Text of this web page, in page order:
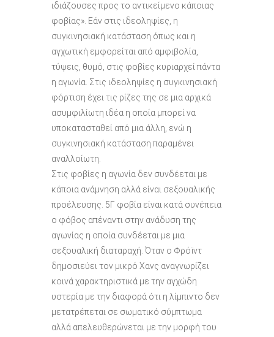
ιδιάζουσες προς το αντικείμενο κάποιας
φοβίας». Εάν στις ιδεοληψίες, η
συγκινησιακή κατάσταση όπως και η
αγχωτική εμφορείται από αμφιβολία,
τύψεις, θυμό, στις φοβίες κυριαρχεί πάντα
η αγωνία. Στις ιδεοληψίες η συγκινησιακή
φόρτιση έχει τις ρίζες της σε μια αρχικά
ασυμφιλίωτη ιδέα η οποία μπορεί να
υποκατασταθεί από μια άλλη, ενώ η
συγκινησιακή κατάσταση παραμένει
αναλλοίωτη.
Στις φοβίες η αγωνία δεν συνδέεται με
κάποια ανάμνηση αλλά είναι σεξουαλικής
προέλευσης. 5Γ φοβία είναι κατά συνέπεια
ο φόβος απέναντι στην ανάδυση της
αγωνίας η οποία συνδέεται με μια
σεξουαλική διαταραχή. Όταν ο Φρόϊντ
δημοσιεύει τον μικρό Χανς αναγνωρίζει
κοινά χαρακτηριστικά με την αγχώδη
υστερία με την διαφορά ότι η λίμπιντο δεν
μετατρέπεται σε σωματικό σύμπτωμα
αλλά απελευθερώνεται με την μορφή του